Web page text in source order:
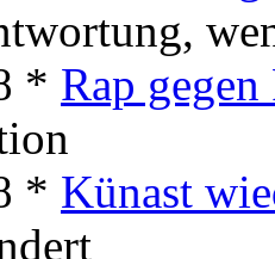
* Rap gegen
* Künast